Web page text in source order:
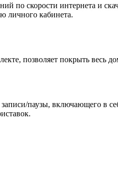
по скорости интернета и
личного кабинета.
позволяет покрыть весь
паузы, включающего